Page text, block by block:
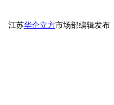
江苏华企立方市场部编辑发布